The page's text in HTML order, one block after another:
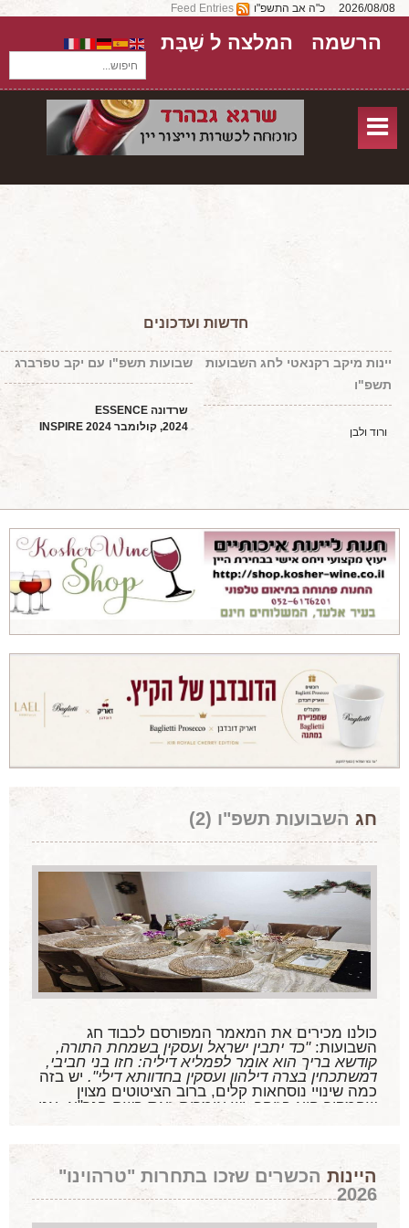
כ"ה אב התשפ"ו Feed Entries
חיפוש...
הרשמה המלצה ל שַׁבָּת
טורים על יקבים
חבילות יין
מאמרים מקצועיים
כתבות מעיתונים
המלצות יין לְ שַׁבָּת
חדשות ועדכונים
צור קשר
חדשות ועדכונים
יינות מיקב רקנאטי לחג השבועות
תשפ"ו
ורוד ולבן
שבועות תשפ"ו עם יקב טפרברג
שרדונהESSENCE
2024, קולומבר INSPIRE2024
חג השבועות תשפ"ו (2)
כולנו מכירים את המאמר המפורסם לכבוד חג
השבועות:"כד יתבין ישראל ועסקין בשמחת התורה,
קודשא בריך הוא אומר לפמליא דיליה: חזו בני חביבי,
דמשתכחין בצרה דילהון ועסקין בחדוותא דילי". יש בזה
כמה שינויי נוסחאות קלים, ברוב הציטוטים מצוין
שהמקור הוא בזוהר, יש אומרים זאת בשם הגר"א. אני
מבקש להתמקד במילה חדוותא - חדוה, הכתובה כאן
פעמים.
א פעם אחת צמוד למילה עוז:"עוז וחדוה במקומו" (דברי
הימים א' טז/כז)
היינות הכשרים שזכו בתחרות "טרהוינו"
2026